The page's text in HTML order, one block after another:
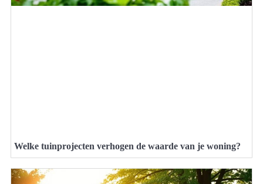
Welke tuinprojecten verhogen de waarde van je woning?